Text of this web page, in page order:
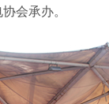
会承办。